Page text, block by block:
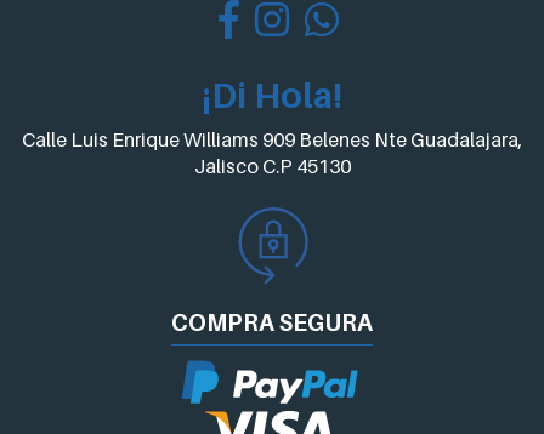
¡Di Hola!
Calle Luis Enrique Williams 909 Belenes Nte Guadalajara,
Jalisco C.P 45130
COMPRASEGURA